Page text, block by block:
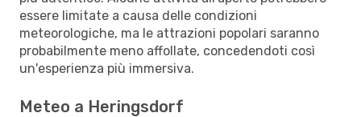
essere limitate a causa delle condizioni
meteorologiche, ma le attrazioni popolari saranno
probabilmente meno affollate, concedendoti così
un'esperienza più immersiva.
Meteo a Heringsdorf